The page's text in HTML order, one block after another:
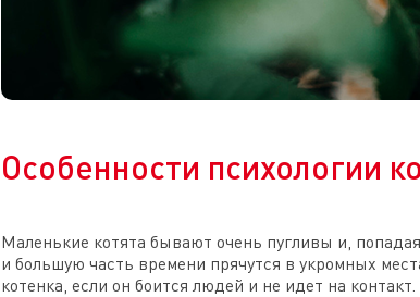
Особенности психологии
Маленькие котята бывают очень пугливы и,
и большую часть времени прячутся в укромных
котенка, если он боится людей и не идет на контакт.